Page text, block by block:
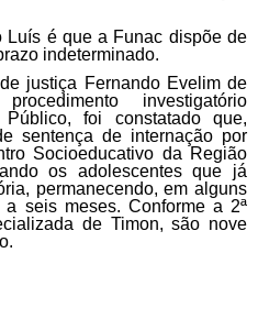
Luís é que a Funac dispõe de
indeterminado.
justiça Fernando Evelim de
investigatório
foi constatado que,
sentença de internação por
Socioeducativo da Região
os adolescentes que já
permanecendo, em alguns
seis meses. Conforme a 2ª
de Timon, são nove